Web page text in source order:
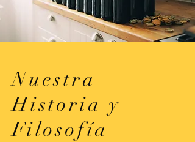
Nuestra
Historia y
Filosofía